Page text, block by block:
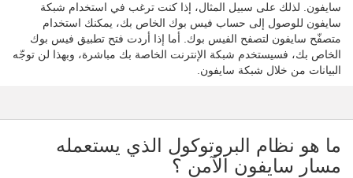
سايفون. لذلك على سبيل المثال، إذا كنت ترغب في استخدام شبكة
سايفون للوصول إلى حساب فيس بوك الخاص بك، يمكنك استخدام
متصفّح سايفون لتصفح الفيس بوك. أما إذا أردت فتح تطبيق فيس بوك
الخاص بك، فسيستخدم شبكة الإنترنت الخاصة بك مباشرة، وبهذا لن توجّه
البيانات من خلال شبكة سايفون.
ما هو نظام البروتوكول الذي يستعمله
مسار سايفون الآمن ؟